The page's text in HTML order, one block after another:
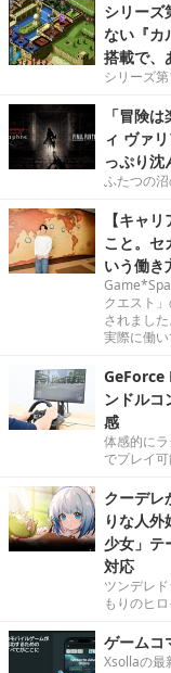
シリーズ
ない『カ
搭載で、
シリーズ
「冒険
ィ ヴァ
っぷり沈
ふたつの沼
【キャ
こと。セ
いう働き
クエスト
されまし
実際に働
GeForce
ンドルコ
感
体感的に
でプレイ可
クーデレ
りな人
少女」テ
対応
ツンデレ
もりのヒ
ゲームコ
Xsollaの最